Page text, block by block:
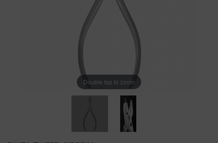
Double tap to zoom